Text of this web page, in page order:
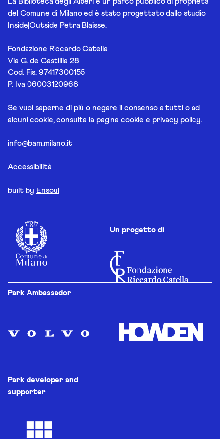
del Comune di Milano ed è stato progettato dallo studio
Inside|Outside Petra Blaisse.
Fondazione Riccardo Catella
Via G. de Castillia 28
Cod. Fis. 97417300155
P. Iva 06003120968
Se vuoi saperne di più o negare il consenso a tutti o ad
alcuni cookie, consulta la pagina cookie e privacy policy.
info@bam.milano.it
Accessibilità
built by Ensoul
Un progetto di
Park Ambassador
Park developer and
supporter